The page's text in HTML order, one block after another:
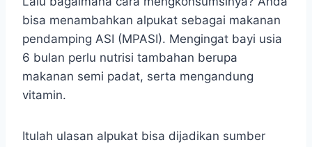
bisa menambahkan alpukat sebagai makanan
pendamping ASI (MPASI). Mengingat bayi usia
6 bulan perlu nutrisi tambahan berupa
makanan semi padat, serta mengandung
vitamin.
Itulah ulasan alpukat bisa dijadikan sumber